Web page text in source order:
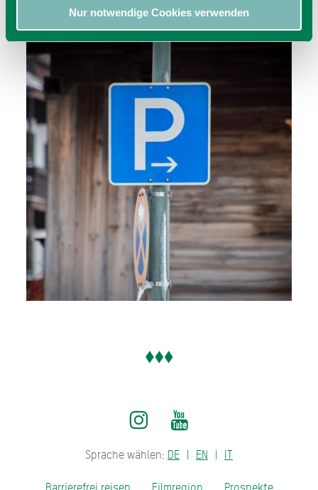
Nur notwendige Cookies verwenden
Sprache wählen: DE EN IT
Barrierefrei reisen Filmregion Prospekte